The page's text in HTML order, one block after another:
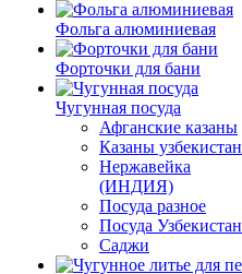
Фольга алюминиевая
Форточки для бани
Чугунная посуда
Афганские казаны
Казаны узбекистан
Нержавейка
(ИНДИЯ)
Посуда разное
Посуда Узбекистан
Саджи